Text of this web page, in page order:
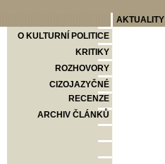
AKTUALITY
O KULTURNÍ POLITICE
KRITIKY
ROZHOVORY
CIZOJAZYČNÉ
RECENZE
ARCHIV ČLÁNKŮ